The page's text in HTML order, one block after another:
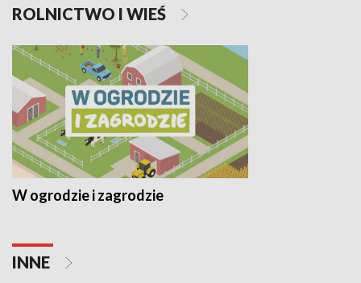
ROLNICTWO I WIEŚ
W ogrodzie i zagrodzie
INNE